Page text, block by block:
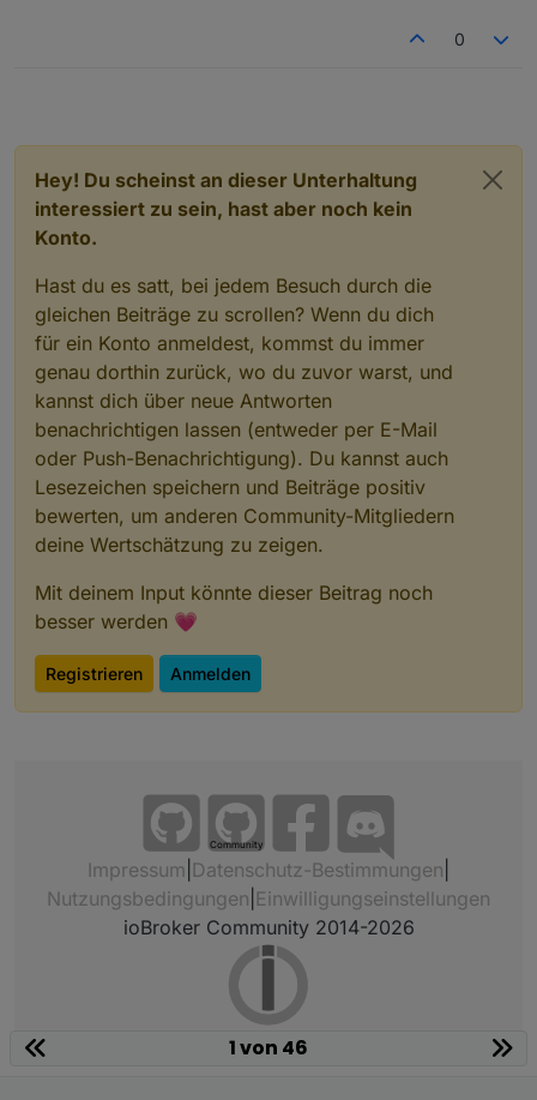
0
Hey! Du scheinst an dieser Unterhaltung
interessiert zu sein, hast aber noch kein
Konto.
Hast du es satt, bei jedem Besuch durch die
gleichen Beiträge zu scrollen? Wenn du dich
für ein Konto anmeldest, kommst du immer
genau dorthin zurück, wo du zuvor warst, und
kannst dich über neue Antworten
benachrichtigen lassen (entweder per E-Mail
oder Push-Benachrichtigung). Du kannst auch
Lesezeichen speichern und Beiträge positiv
bewerten, um anderen Community-Mitgliedern
deine Wertschätzung zu zeigen.
Mit deinem Input könnte dieser Beitrag noch
besser werden 💗
Registrieren Anmelden
Community
Impressum Datenschutz-Bestimmungen
Nutzungsbedingungen Einwilligungseinstellungen
ioBroker Community 2014-2026
1 von 46